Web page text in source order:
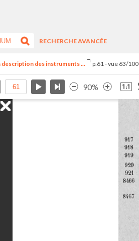
RECHERCHE AVANCÉE
description des instruments ... p.61 - vue 63/100
90%